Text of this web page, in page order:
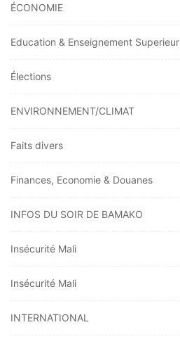
ÉCONOMIE
Education & Enseignement Superieur
Élections
ENVIRONNEMENT/CLIMAT
Faits divers
Finances, Economie & Douanes
INFOS DU SOIR DE BAMAKO
Insécurité Mali
Insécurité Mali
INTERNATIONAL